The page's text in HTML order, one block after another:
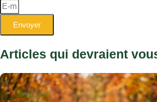
Envoyer
Articles qui devraient